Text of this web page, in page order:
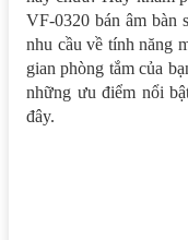
VF-0320 bán âm bàn
nhu cầu về tính năng
gian phòng tắm của
những ưu điểm nổi
đây.